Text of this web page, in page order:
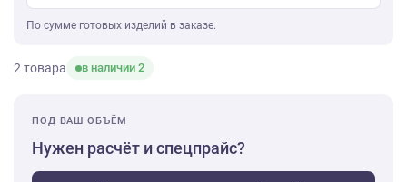
По сумме готовых изделий в заказе.
2 товара в наличии 2
ПОД ВАШ ОБЪЁМ
Нужен расчёт и спецпрайс?